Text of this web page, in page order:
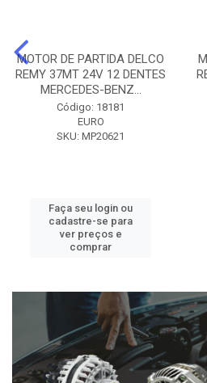
MOTOR DE PARTIDA DELCO
REMY 37MT 24V 12 DENTES
MERCEDES-BENZ...
Código: 18181
EURO
SKU: MP20621
Faça seu login ou
cadastre-se para
ver preços e
comprar